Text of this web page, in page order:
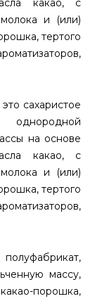
какао, с
и (или)
тертого
сахаристое
на основе
какао, с
и (или)
тертого
массу,
порошка,